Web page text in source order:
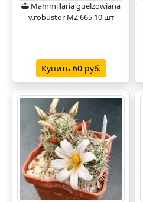
Mammillaria guelzowiana
v.robustor MZ 665 10 шт
Купить 60 руб.